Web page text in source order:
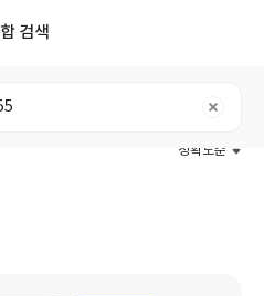
검색
리스트
정확도순